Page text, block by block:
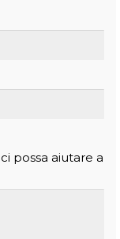
possa aiutare a